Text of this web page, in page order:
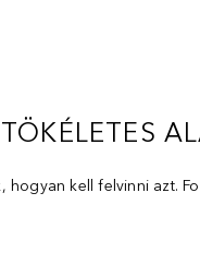
kell felvinni azt.